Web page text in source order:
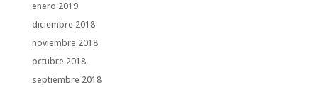
enero 2019
diciembre 2018
noviembre 2018
octubre 2018
septiembre 2018